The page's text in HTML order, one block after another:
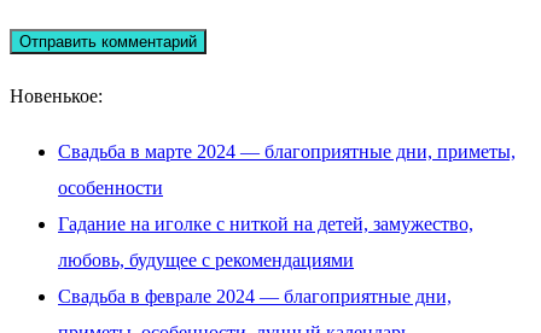
Новенькое:
Свадьба в марте 2024 — благоприятные дни, приметы,
особенности
Гадание на иголке с ниткой на детей, замужество,
любовь, будущее с рекомендациями
Свадьба в феврале 2024 — благоприятные дни,